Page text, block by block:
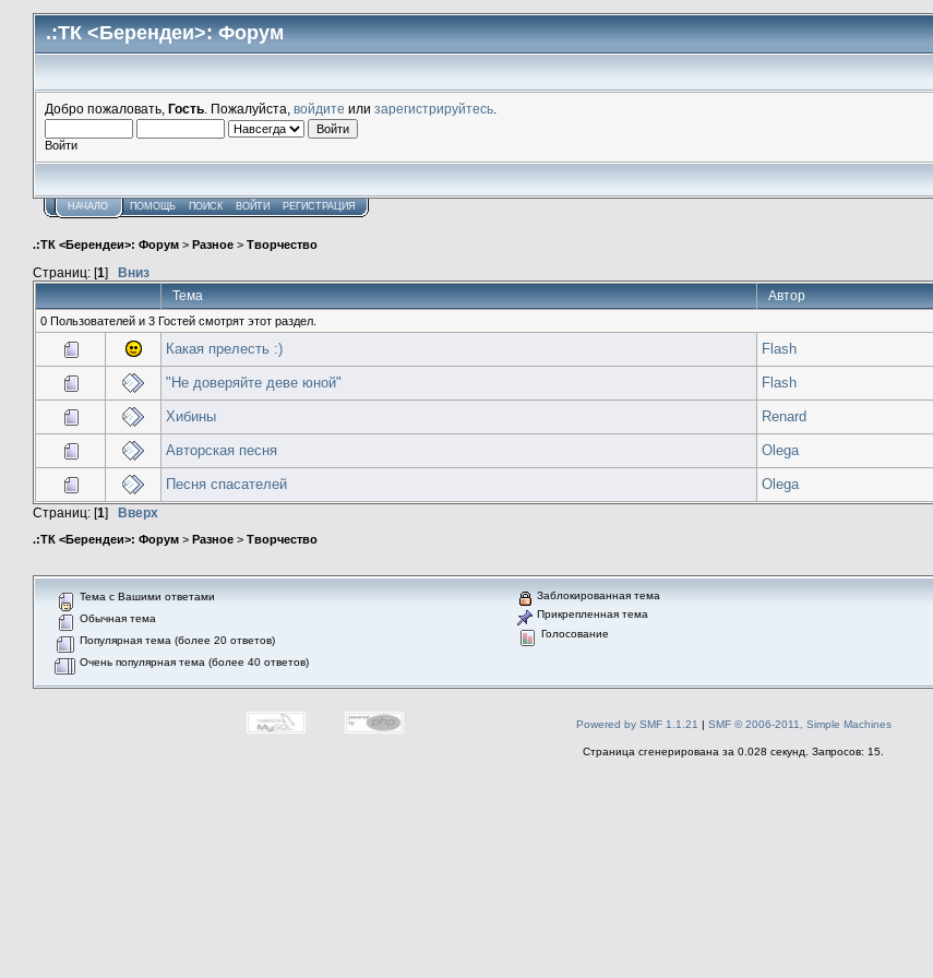
.:ТК <Берендеи>: Форум
Добро пожаловать, Гость . Пожалуйста, войдите или зарегистрируйтесь
Войти
НАЧАЛО ПОМОЩЬ ПОИСК ВОЙТИ РЕГИСТРАЦИЯ
.:ТК <Берендеи>: Форум > Разное > Творчество
Страниц: [1] Вниз
Тема
Автор
0 Пользователей и 3 Гостей смотрят этот раздел.
Какая прелесть :) Flash
"Не доверяйте деве юной" Flash
Хибины Renard
Авторская песня Olega
Песня спасателей Olega
Страниц: [1] Вверх
.:ТК <Берендеи>: Форум > Разное > Творчество
Тема с Вашими ответами
Обычная тема
Популярная тема (более 20 ответов)
Очень популярная тема (более 40 ответов)
Заблокированная тема
Прикрепленная тема
Голосование
Powered by SMF 1.1.21 | SMF © 2006-2011, Simple Machines
Страница сгенерирована за 0.028 секунд. Запросов: 15.